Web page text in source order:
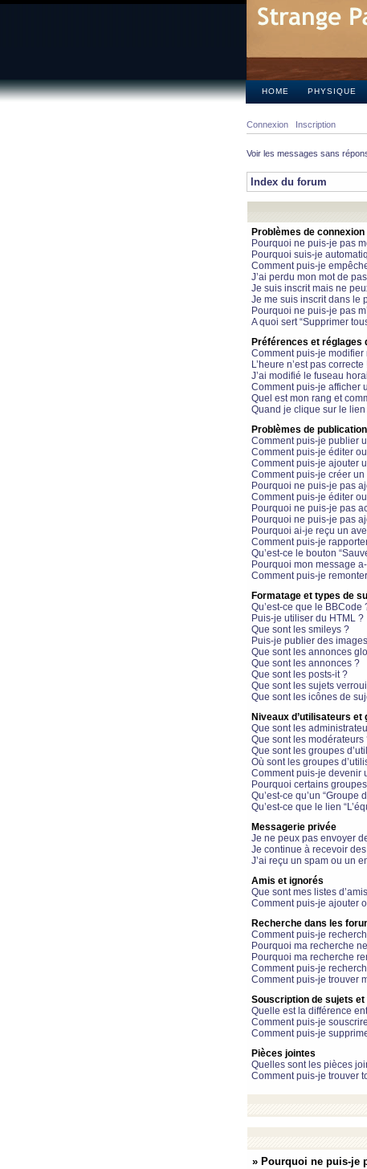
HOME PHYSIQUE
Connexion Inscription
Voir les messages sans
Index du forum
Problèmes de
Pourquoi ne puis-je pas
Pourquoi suis-je
Comment puis-je
J’ai perdu mon mot de
Je suis inscrit mais ne
Je me suis inscrit dans le
Pourquoi ne puis-je pas
A quoi sert “Supprimer
Préférences et réglages
Comment puis-je modifier
L’heure n’est pas correcte
J’ai modifié le fuseau
Comment puis-je afficher
Quel est mon rang et
Quand je clique sur le lien
Problèmes de publication
Comment puis-je publier
Comment puis-je éditer
Comment puis-je ajouter
Comment puis-je créer
Pourquoi ne puis-je pas
Comment puis-je éditer
Pourquoi ne puis-je pas
Pourquoi ne puis-je pas
Pourquoi ai-je reçu un
Comment puis-je
Qu’est-ce le bouton
Pourquoi mon message
Comment puis-je
Formatage et types de
Qu’est-ce que le BBCode
Puis-je utiliser du HTML ?
Que sont les smileys ?
Puis-je publier des
Que sont les annonces
Que sont les annonces ?
Que sont les posts-it ?
Que sont les sujets
Que sont les icônes de
Niveaux d’utilisateurs et
Que sont les
Que sont les modérateurs
Que sont les groupes
Où sont les groupes
Comment puis-je devenir
Pourquoi certains
Qu’est-ce qu’un “Groupe
Qu’est-ce que le lien
Messagerie privée
Je ne peux pas envoyer
Je continue à recevoir
J’ai reçu un spam ou un
Amis et ignorés
Que sont mes listes
Comment puis-je ajouter
Recherche dans les
Comment puis-je
Pourquoi ma recherche
Pourquoi ma recherche
Comment puis-je
Comment puis-je trouver
Souscription de sujets
Quelle est la différence
Comment puis-je
Comment puis-je
Pièces jointes
Quelles sont les pièces
Comment puis-je trouver
» Pourquoi ne puis-je